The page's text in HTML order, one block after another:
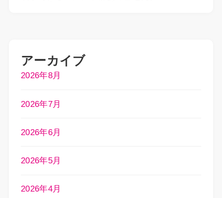
アーカイブ
2026年8月
2026年7月
2026年6月
2026年5月
2026年4月